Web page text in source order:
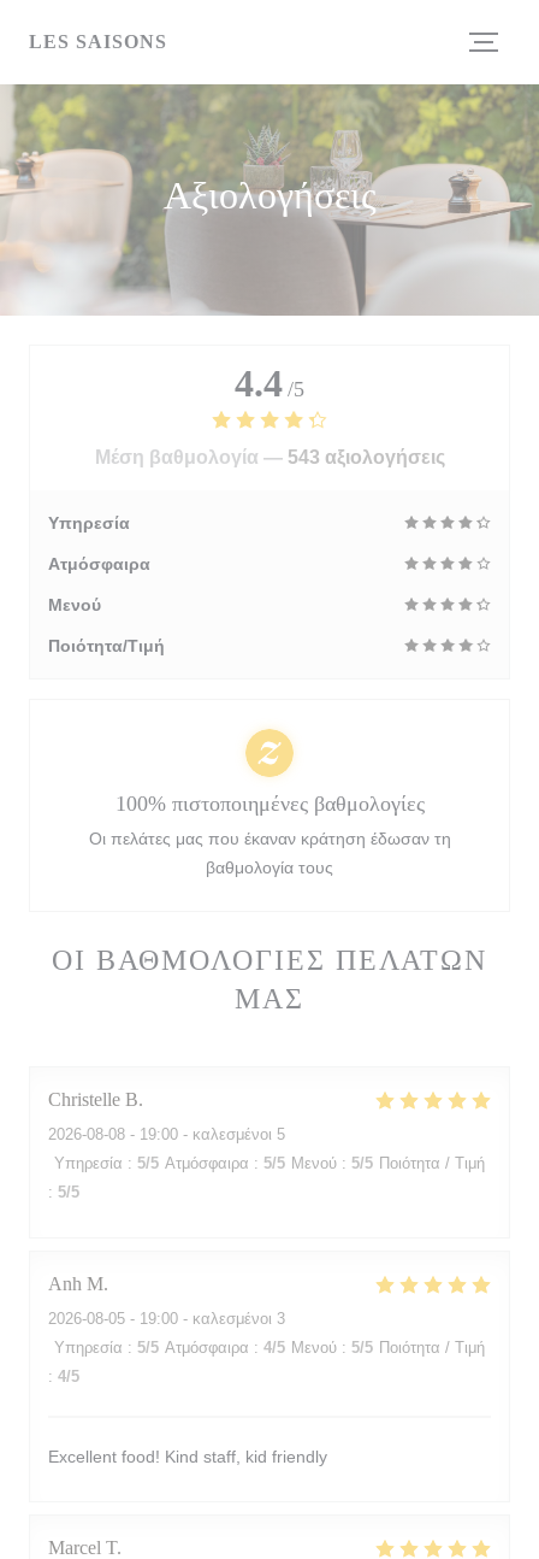
LES SAISONS
Αξιολογήσεις
ΟΙ ΒΑΘΜΟΛΟΓΊΕΣ ΠΕΛΑΤΏΝ
ΜΑΣ
Christelle B
2026-08-08 - 19:00 - καλεσμένοι 5
Υπηρεσία : 5/5 Ατμόσφαιρα : 5/5 Μενού : 5/5 Ποιότητα / Τιμή
: 5/5
Anh M
2026-08-05 - 19:00 - καλεσμένοι 3
Υπηρεσία : 5/5 Ατμόσφαιρα : 4/5 Μενού : 5/5 Ποιότητα / Τιμή
: 4/5
Excellent food! Kind staff, kid friendly
Marcel T
4.4 /5
Μέση βαθμολογία — 543 αξιολογήσεις
Υπηρεσία
Ατμόσφαιρα
Μενού
Ποιότητα/Τιμή
100% πιστοποιημένες βαθμολογίες
Οι πελάτες μας που έκαναν κράτηση έδωσαν τη
βαθμολογία τους